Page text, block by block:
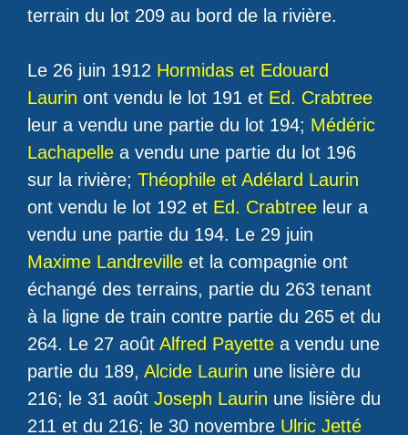
terrain du lot 209 au bord de la rivière.
Le 26 juin 1912 Hormidas et Edouard
Laurin ont vendu le lot 191 et Ed. Crabtree
leur a vendu une partie du lot 194; Médéric
Lachapelle a vendu une partie du lot 196
sur la rivière; Théophile et Adélard Laurin
ont vendu le lot 192 et Ed. Crabtree leur a
vendu une partie du 194. Le 29 juin
Maxime Landreville et la compagnie ont
échangé des terrains, partie du 263 tenant
à la ligne de train contre partie du 265 et du
264. Le 27 août Alfred Payette a vendu une
partie du 189, Alcide Laurin une lisière du
216; le 31 août Joseph Laurin une lisière du
211 et du 216; le 30 novembre Ulric Jetté